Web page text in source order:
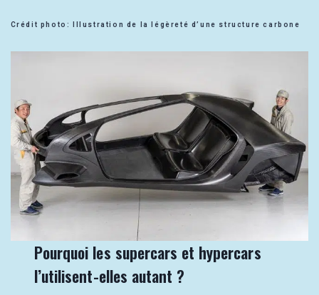
Crédit photo: Illustration de la légèreté d’une structure carbone
Pourquoi les supercars et hypercars
l’utilisent-elles autant ?